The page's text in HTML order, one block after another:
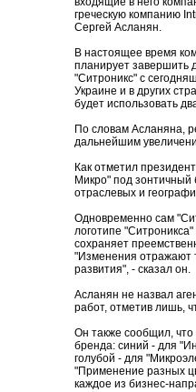
греческую компанию
Сергей Асланян.
В настоящее время
планирует завершить
"Ситроникс" с
Украине и в других
будет использовать
По словам Асланяна,
дальнейшим
Как отметил
Микро" под зонтичный
отраслевых и
Одновременно сам
логотипе
сохраняет
"Изменения отражают
развития", - сказал он.
Асланян не назвал
работ, отметив лишь,
Он также сообщил,
бренда: синий - для
голубой - для
"Применение разных
каждое из бизнес-